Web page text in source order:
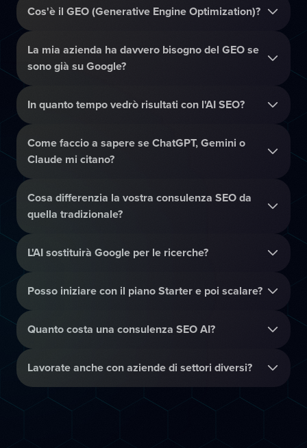
Cos'è il GEO (Generative Engine Optimization)?
La mia azienda ha davvero bisogno del GEO se
sono già su Google?
In quanto tempo vedrò risultati con l'AI SEO?
Come faccio a sapere se ChatGPT, Gemini o
Claude mi citano?
Cosa differenzia la vostra consulenza SEO da
quella tradizionale?
L'AI sostituirà Google per le ricerche?
Posso iniziare con il piano Starter e poi scalare?
Quanto costa una consulenza SEO AI?
Lavorate anche con aziende di settori diversi?